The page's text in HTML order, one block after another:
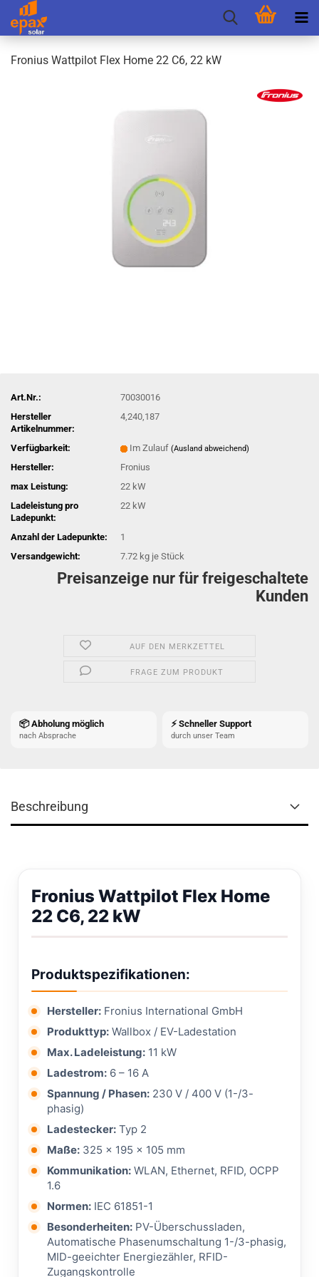
Fro­ni­us Watt­pi­lot Flex Home 22 C6, 22 kW
Art.Nr.:
70030016
Hersteller
Artikelnummer:
4,240,187
Verfügbarkeit: Im Zulauf (Ausland abweichend)
Hersteller:
Fronius
max Leistung:
22 kW
Ladeleistung pro
Ladepunkt:
22 kW
Anzahl der Ladepunkte:
1
Versandgewicht:
7.72 kg je Stück
Preisanzeige nur für freigeschaltete
Kunden
AUF DEN MERKZETTEL
FRAGE ZUM PRODUKT
📦 Abholung möglich
nach Absprache
⚡ Schneller Support
durch unser Team
Beschreibung
Fronius Wattpilot Flex Home
22 C6, 22 kW
Produktspezifikationen:
Hersteller: Fronius International GmbH
Produkttyp: Wallbox / EV-Ladestation
Max. Ladeleistung: 11 kW
Ladestrom: 6 – 16 A
Spannung / Phasen: 230 V / 400 V (1-/3-
phasig)
Ladestecker: Typ 2
Maße: 325 × 195 × 105 mm
Kommunikation: WLAN, Ethernet, RFID, OCPP
1.6
Normen: IEC 61851-1
Besonderheiten: PV-Überschussladen,
Automatische Phasenumschaltung 1-/3-phasig,
MID-geeichter Energiezähler, RFID-
Zugangskontrolle